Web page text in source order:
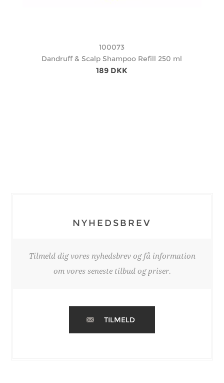
100073
Dandruff & Scalp Shampoo Refill 250 ml
189 DKK
NYHEDSBREV
Tilmeld dig vores nyhedsbrev og få information
om vores seneste tilbud og priser.
TILMELD